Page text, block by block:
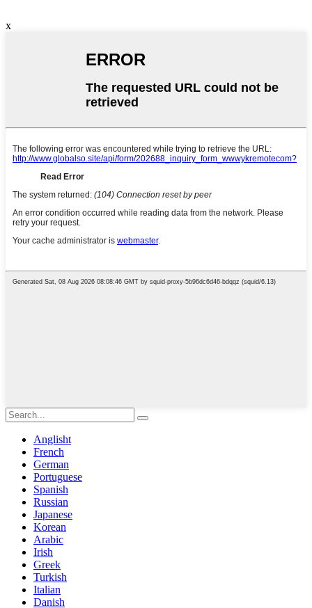
x
Anglisht
French
German
Portuguese
Spanish
Russian
Japanese
Korean
Arabic
Irish
Greek
Turkish
Italian
Danish